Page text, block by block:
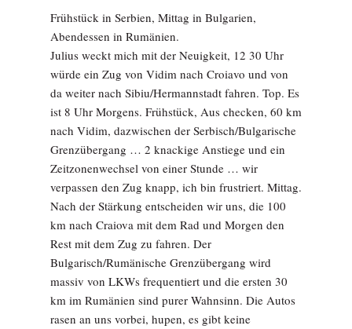
Frühstück in Serbien, Mittag in Bulgarien,
Abendessen in Rumänien.
Julius weckt mich mit der Neuigkeit, 12 30 Uhr
würde ein Zug von Vidim nach Croiavo und von
da weiter nach Sibiu/Hermannstadt fahren. Top. Es
ist 8 Uhr Morgens. Frühstück, Aus checken, 60 km
nach Vidim, dazwischen der Serbisch/Bulgarische
Grenzübergang … 2 knackige Anstiege und ein
Zeitzonenwechsel von einer Stunde … wir
verpassen den Zug knapp, ich bin frustriert. Mittag.
Nach der Stärkung entscheiden wir uns, die 100
km nach Craiova mit dem Rad und Morgen den
Rest mit dem Zug zu fahren. Der
Bulgarisch/Rumänische Grenzübergang wird
massiv von LKWs frequentiert und die ersten 30
km im Rumänien sind purer Wahnsinn. Die Autos
rasen an uns vorbei, hupen, es gibt keine